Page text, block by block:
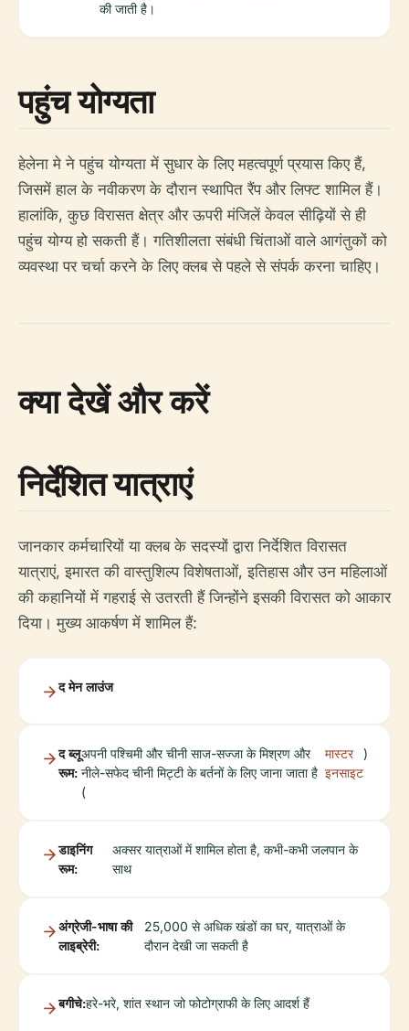
की जाती है।
पहुंच योग्यता
हेलेना मे ने पहुंच योग्यता में सुधार के लिए महत्वपूर्ण प्रयास किए हैं,
जिसमें हाल के नवीकरण के दौरान स्थापित रैंप और लिफ्ट शामिल हैं।
हालांकि, कुछ विरासत क्षेत्र और ऊपरी मंजिलें केवल सीढ़ियों से ही
पहुंच योग्य हो सकती हैं। गतिशीलता संबंधी चिंताओं वाले आगंतुकों को
व्यवस्था पर चर्चा करने के लिए क्लब से पहले से संपर्क करना चाहिए।
क्या देखें और करें
निर्देशित यात्राएं
जानकार कर्मचारियों या क्लब के सदस्यों द्वारा निर्देशित विरासत
यात्राएं, इमारत की वास्तुशिल्प विशेषताओं, इतिहास और उन महिलाओं
की कहानियों में गहराई से उतरती हैं जिन्होंने इसकी विरासत को आकार
दिया। मुख्य आकर्षण में शामिल हैं:
द मेन लाउंज
द ब्लू
रूम:
अपनी पश्चिमी और चीनी साज-सज्जा के मिश्रण और
नीले-सफेद चीनी मिट्टी के बर्तनों के लिए जाना जाता है
(
मास्टर
इनसाइट
)
डाइनिंग
रूम:
अक्सर यात्राओं में शामिल होता है, कभी-कभी जलपान के
साथ
अंग्रेजी-भाषा की
लाइब्रेरी:
25,000 से अधिक खंडों का घर, यात्राओं के
दौरान देखी जा सकती है
बगीचे:हरे-भरे, शांत स्थान जो फोटोग्राफी के लिए आदर्श हैं